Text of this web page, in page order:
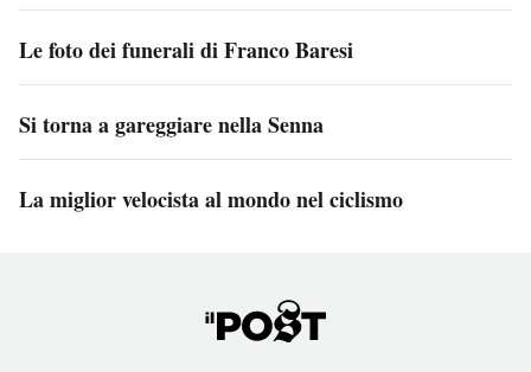
Le foto dei funerali di Franco Baresi
Si torna a gareggiare nella Senna
La miglior velocista al mondo nel ciclismo